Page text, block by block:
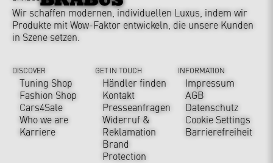
Wir schaffen modernen, individuellen Luxus, indem wir
Produkte mit Wow-Faktor entwickeln, die unsere Kunden
in Szene setzen.
DISCOVER
Tuning Shop
Fashion Shop
Cars4Sale
Who we are
Karriere
GET IN TOUCH
Händler finden
Kontakt
Presseanfragen
Widerruf &
Reklamation
Brand
Protection
INFORMATION
Impressum
AGB
Datenschutz
Cookie Settings
Barrierefreiheit